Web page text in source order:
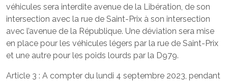
véhicules sera interdite avenue de la Libération, de son
intersection avec la rue de Saint-Prix à son intersection
avec l’avenue de la République. Une déviation sera mise
en place pour les véhicules légers par la rue de Saint-Prix
et une autre pour les poids lourds par la D979.
Article 3 : A compter du lundi 4 septembre 2023, pendant